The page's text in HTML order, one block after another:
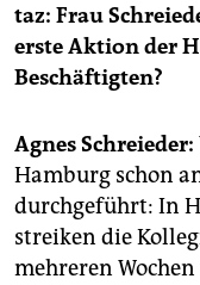
verlag
verlag
shop
fragen & hilfe
unterstützen
taz: Frau
erste Aktion der
Beschäftigten?
Agnes Schreieder:
Hamburg schon
durchgeführt: In
streiken die
mehreren